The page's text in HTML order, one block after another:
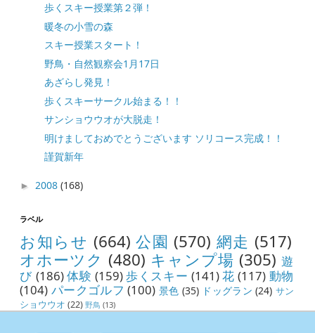
歩くスキー授業第２弾！
暖冬の小雪の森
スキー授業スタート！
野鳥・自然観察会1月17日
あざらし発見！
歩くスキーサークル始まる！！
サンショウウオが大脱走！
明けましておめでとうございます ソリコース完成！！
謹賀新年
► 2008(168)
ラベル
お知らせ (664) 公園 (570) 網走 (517)
オホーツク (480) キャンプ場 (305) 遊
び (186)体験 (159)歩くスキー (141)花 (117) 動物
(104) パークゴルフ (100) 景色 (35) ドッグラン (24) サン
ショウウオ (22) 野鳥 (13)